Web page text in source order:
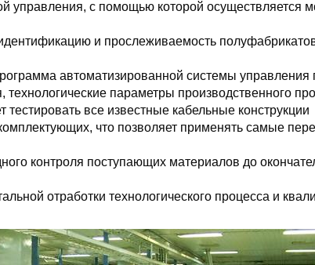
управления, с помощью которой осуществляется
и прослеживаемость
автоматизированной системы управления
параметры производственного
все известные кабельные конструкции
что позволяет применять самые
контроля поступающих материалов до
отработки технологического процесса и